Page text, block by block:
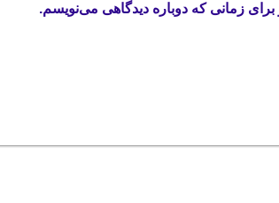
زمانی که دوباره دیدگاهی می‌نویسم.